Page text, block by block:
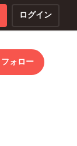
ログイン
フォロー